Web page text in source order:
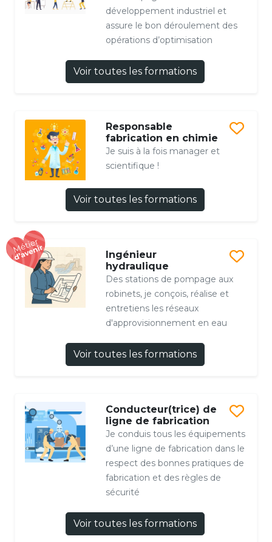
développement industriel et
assure le bon déroulement des
opérations d’optimisation
Voir toutes les formations
Responsable
fabrication en chimie
Je suis à la fois manager et
scientifique !
Voir toutes les formations
Ingénieur
hydraulique
Des stations de pompage aux
robinets, je conçois, réalise et
entretiens les réseaux
d'approvisionnement en eau
Voir toutes les formations
Conducteur(trice) de
ligne de fabrication
Je conduis tous les équipements
d’une ligne de fabrication dans le
respect des bonnes pratiques de
fabrication et des règles de
sécurité
Voir toutes les formations